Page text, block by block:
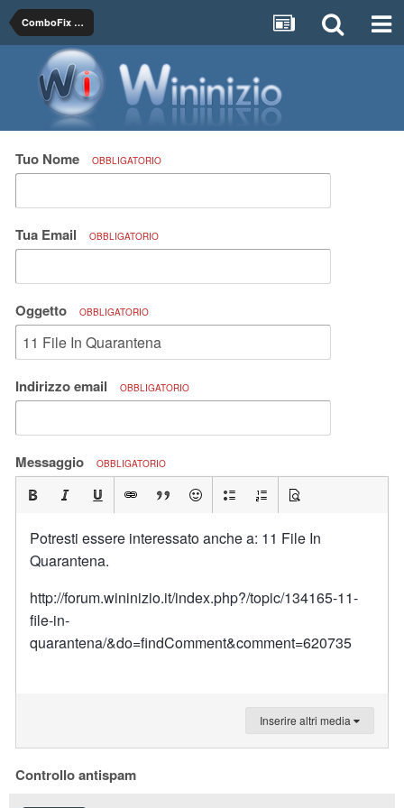
ComboFix Logs & Malware Removal
Tuo Nome OBBLIGATORIO
Tua Email OBBLIGATORIO
Oggetto OBBLIGATORIO
Indirizzo email OBBLIGATORIO
Messaggio OBBLIGATORIO
Potresti essere interessato anche a: 11 File In
Quarantena.
http://forum.wininizio.it/index.php?/topic/134165-11-
file-in-
quarantena/&do=findComment&comment=620735
Inserire altri media
Controllo antispam